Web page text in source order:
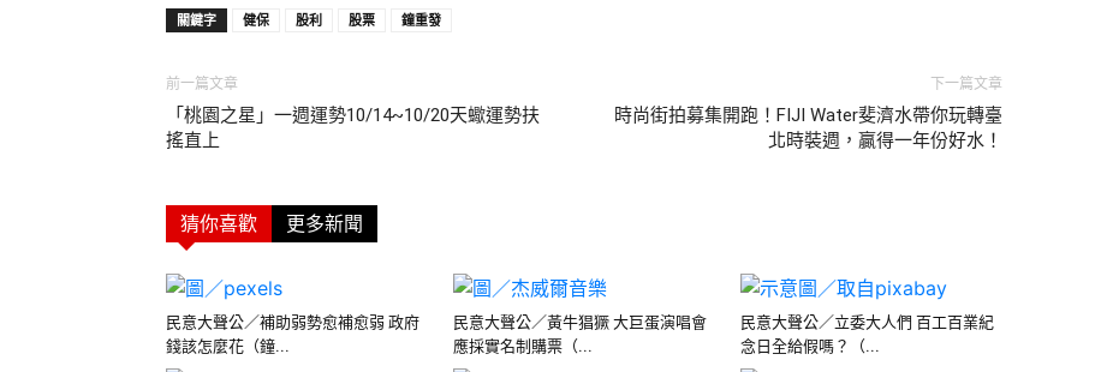
關鍵字 健保 股利 股票 鐘重發
前一篇文章
「桃園之星」一週運勢10/14~10/20天蠍運勢扶
搖直上
下一篇文章
時尚街拍募集開跑！FIJI Water斐濟水帶你玩轉臺
北時裝週，贏得一年份好水！
猜你喜歡 更多新聞
民意大聲公／補助弱勢愈補愈弱 政府
錢該怎麼花（鐘...
民意大聲公／黃牛猖獗 大巨蛋演唱會
應採實名制購票（...
民意大聲公／立委大人們 百工百業紀
念日全給假嗎？（...